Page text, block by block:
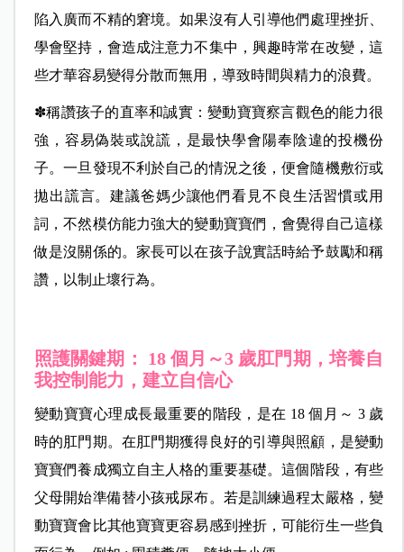
陷入廣而不精的窘境。如果沒有人引導他們處理挫折、
學會堅持，會造成注意力不集中，興趣時常在改變，這
些才華容易變得分散而無用，導致時間與精力的浪費。
✽稱讚孩子的直率和誠實：變動寶寶察言觀色的能力很
強，容易偽裝或說謊，是最快學會陽奉陰違的投機份
子。一旦發現不利於自己的情況之後，便會隨機敷衍或
拋出謊言。建議爸媽少讓他們看見不良生活習慣或用
詞，不然模仿能力強大的變動寶寶們，會覺得自己這樣
做是沒關係的。家長可以在孩子說實話時給予鼓勵和稱
讚，以制止壞行為。
照護關鍵期： 18 個月～3 歲肛門期，培養自
我控制能力，建立自信心
變動寶寶心理成長最重要的階段，是在 18 個月～ 3 歲
時的肛門期。在肛門期獲得良好的引導與照顧，是變動
寶寶們養成獨立自主人格的重要基礎。這個階段，有些
父母開始準備替小孩戒尿布。若是訓練過程太嚴格，變
動寶寶會比其他寶寶更容易感到挫折，可能衍生一些負